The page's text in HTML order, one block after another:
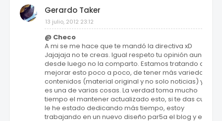
Gerardo Taker
13 julio, 2012 23:12
@ Checo
A mi se me hace que te mandó la directiva xD
Jajajaja no te creas. Igual respeto tu opinión aunque
desde luego no la comparto. Estamos tratando de
mejorar esto poco a poco, de tener más variedad de
contenidos (material original y no solo noticias) y esto
es una de varias cosas. La verdad toma mucho
tiempo el mantener actualizado esto, si te das cuenta
le he estado dedicando más tiempo, estoy
trabajando en un nuevo diseño par5a el blog y el